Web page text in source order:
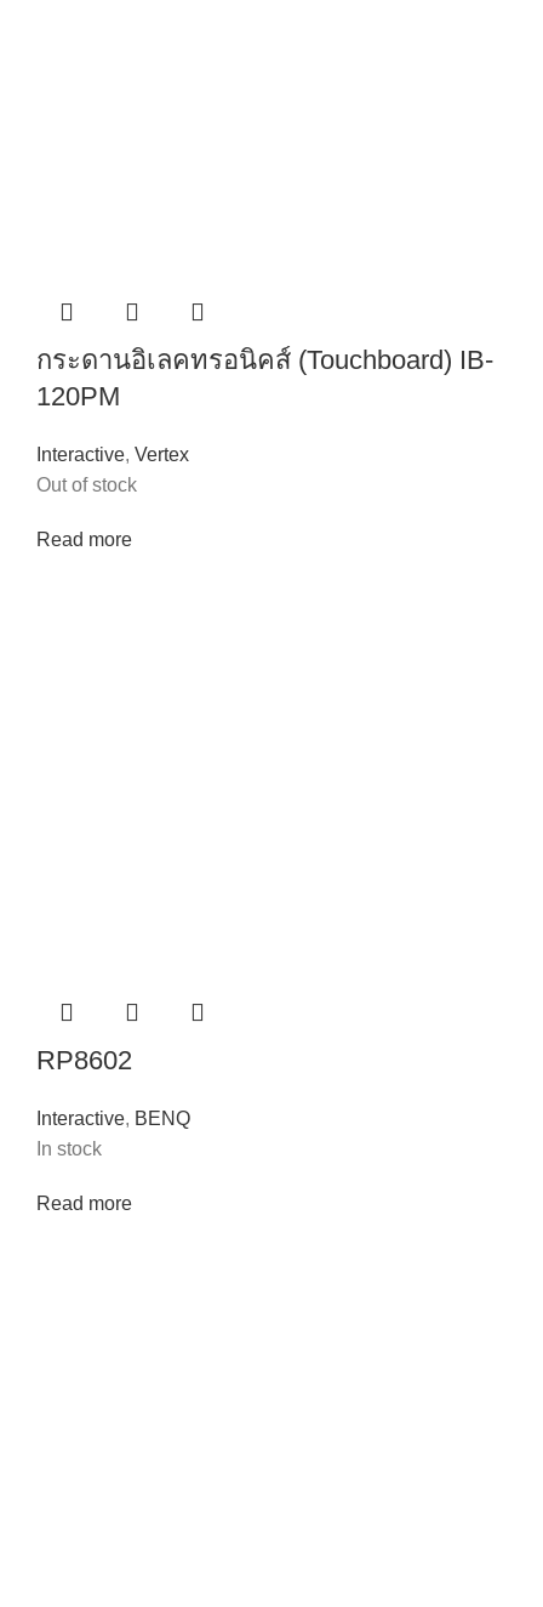
กระดานอิเลคทรอนิคส์ (Touchboard) IB-
120PM
Interactive, Vertex
Out of stock
Read more
RP8602
Interactive, BENQ
In stock
Read more